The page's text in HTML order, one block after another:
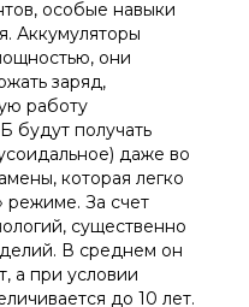
особые навыки
Аккумуляторы
они
заряд,
работу
будут получать
даже во
которая легко
режиме. За счет
существенно
В среднем он
а при условии
до 10 лет.